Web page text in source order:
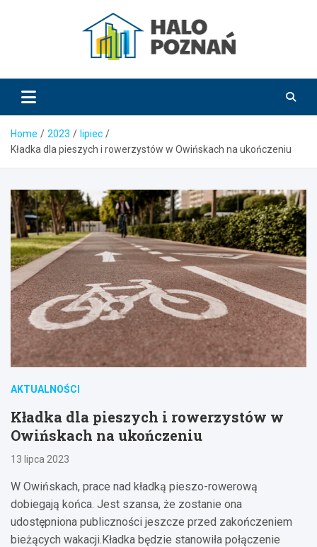
HaloPoznań.pl
Home 2023
lipiec
Kładka dla pieszych i rowerzystów w Owińskach na ukończeniu
AKTUALNOŚCI
Kładka dla pieszych i rowerzystów w
Owińskach na ukończeniu
13 lipca 2023
W Owińskach, prace nad kładką pieszo-rowerową
dobiegają końca. Jest szansa, że zostanie ona
udostępniona publiczności jeszcze przed zakończeniem
bieżących wakacji.Kładka będzie stanowiła połączenie